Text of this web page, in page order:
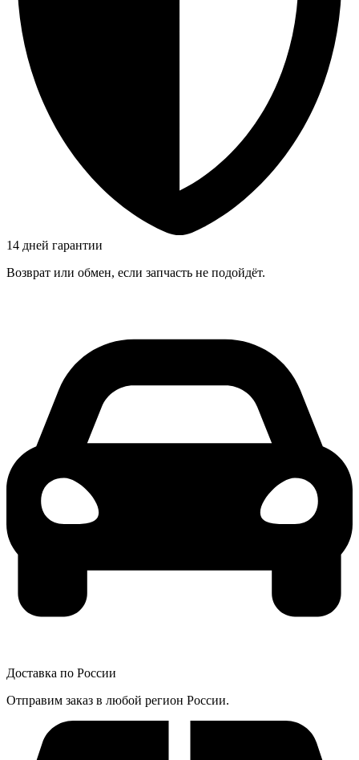
14 дней гарантии
Возврат или обмен, если запчасть не подойдёт.
Доставка по России
Отправим заказ в любой регион России.